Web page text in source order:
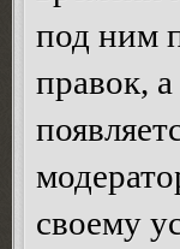
под ним
правок,
своему